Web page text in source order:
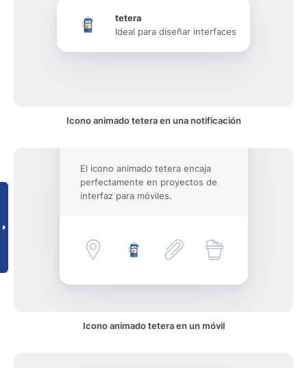
tetera
Ideal para diseñar interfaces
Icono animado tetera en una notificación
El icono animado tetera encaja
perfectamente en proyectos de
interfaz para móviles.
Icono animado tetera en un móvil